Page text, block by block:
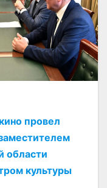
провел
области
культуры